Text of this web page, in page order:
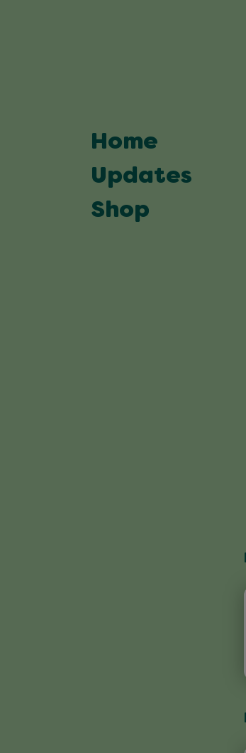
Home
Updates
Shop